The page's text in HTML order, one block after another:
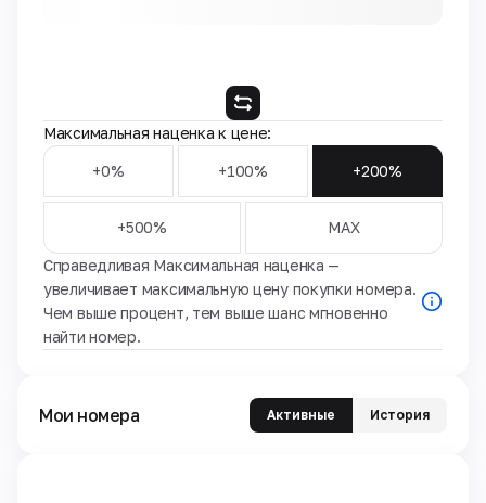
Максимальная наценка к цене:
+0% +100% +200%
+500% MAX
Справедливая Максимальная наценка —
увеличивает максимальную цену покупки номера.
Чем выше процент, тем выше шанс мгновенно
найти номер.
Мои номера Активные История